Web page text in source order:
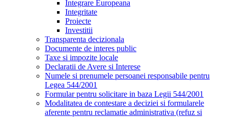
Integrare Europeana
Integritate
Proiecte
Investitii
Transparenta decizionala
Documente de interes public
Taxe si impozite locale
Declaratii de Avere si Interese
Numele si prenumele persoanei responsabile pentru
Legea 544/2001
Formular pentru solicitare in baza Legii 544/2001
Modalitatea de contestare a deciziei si formularele
aferente pentru reclamatie administrativa (refuz si